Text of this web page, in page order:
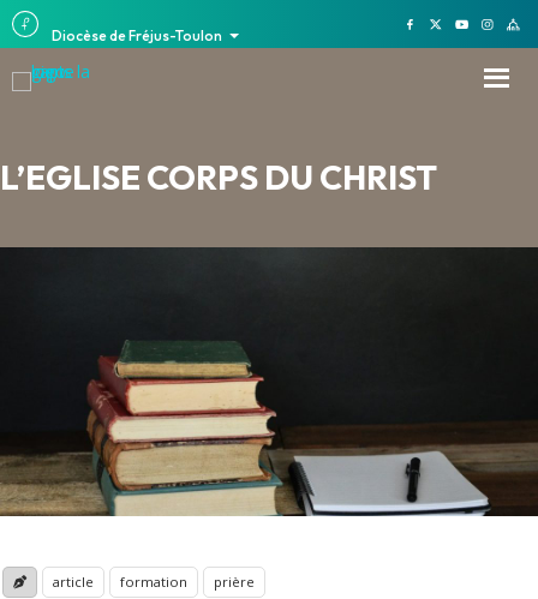
Diocèse de Fréjus-Toulon
L’EGLISE CORPS DU CHRIST
article formation prière